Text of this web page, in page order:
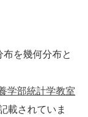
を幾何分布と
学部統計学教室
載されていま